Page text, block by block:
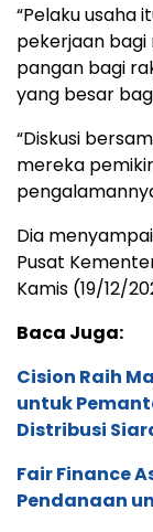
“Pelaku usaha
pekerjaan
pangan bagi
yang besar
“Diskusi
mereka
Dia
Pusat
Kamis (19/12/
Baca Juga:
Cision Raih
untuk
Distribusi
Fair Finance
Pendanaan